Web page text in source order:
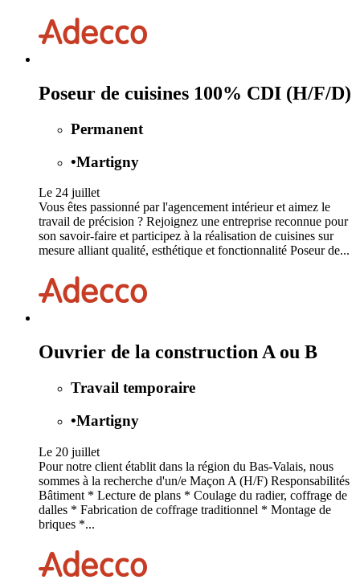
Poseur de cuisines 100% CDI (H/F/D)
Permanent
•Martigny
Le 24 juillet
Vous êtes passionné par l'agencement intérieur et aimez le
travail de précision ? Rejoignez une entreprise reconnue pour
son savoir-faire et participez à la réalisation de cuisines sur
mesure alliant qualité, esthétique et fonctionnalité Poseur de...
Ouvrier de la construction A ou B
Travail temporaire
•Martigny
Le 20 juillet
Pour notre client établit dans la région du Bas-Valais, nous
sommes à la recherche d'un/e Maçon A (H/F) Responsabilités
Bâtiment * Lecture de plans * Coulage du radier, coffrage de
dalles * Fabrication de coffrage traditionnel * Montage de
briques *...